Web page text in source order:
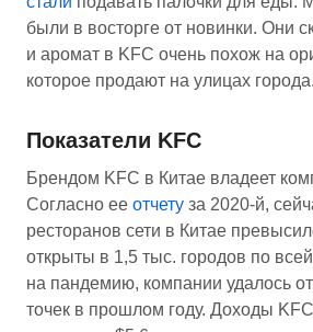
были в восторге от новинки. Они
и аромат в KFC очень похож на
которое продают на улицах города.
Показатели KFC
Брендом KFC в Китае владеет
Согласно ее отчету за 2020-й,
ресторанов сети в Китае
открыты в 1,5 тыс. городов по
на пандемию, компании удалось
точек в прошлом году. Доходы